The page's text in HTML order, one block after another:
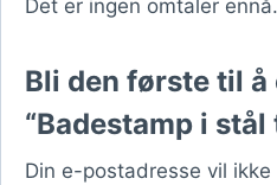
Det er ingen omtaler ennå.
Bli den første til å
“Badestamp i stål
Din e-postadresse vil